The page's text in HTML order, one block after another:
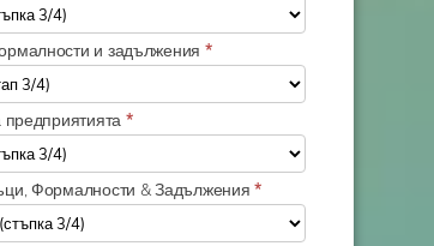
и задължения *
предприятията *
Формалности & Задължения*